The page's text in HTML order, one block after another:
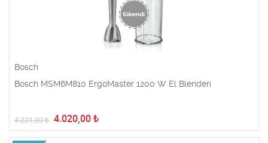
Bosch
Bosch MSM6M810 ErgoMaster 1200 W El Blenderı
4.221,00₺ 4.020,00 ₺